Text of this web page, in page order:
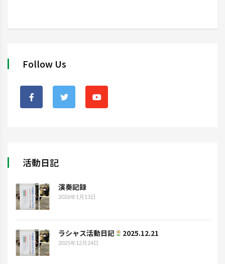
Follow Us
活動日記
演奏記録
2026年1月13日
ラシャス活動日記 2025.12.21
2025年12月24日